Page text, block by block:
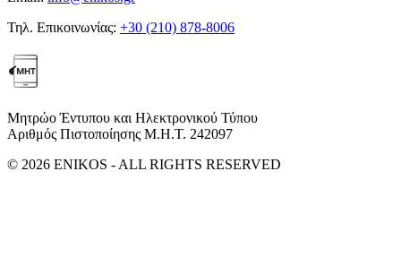
Τηλ. Επικοινωνίας: +30 (210) 878-8006
Μητρώο Έντυπου και Ηλεκτρονικού Τύπου
Αριθμός Πιστοποίησης Μ.Η.Τ. 242097
© 2026 ENIKOS - ALL RIGHTS RESERVED